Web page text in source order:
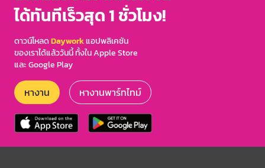
ได้ทันทีเร็วสุด 1 ชั่วโมง!
ดาวน์โหลดDayworkแอปพลิเคชัน
ของเราได้แล้ววันนี้ ทั้งใน Apple Store
และ Google Play
หางาน หางานพาร์ทไทม์